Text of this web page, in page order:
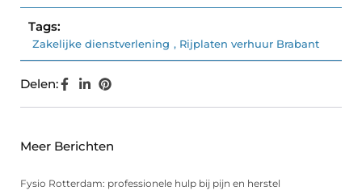
Tags:
Zakelijke dienstverlening , Rijplaten verhuur Brabant
Delen:
Meer Berichten
Fysio Rotterdam: professionele hulp bij pijn en herstel